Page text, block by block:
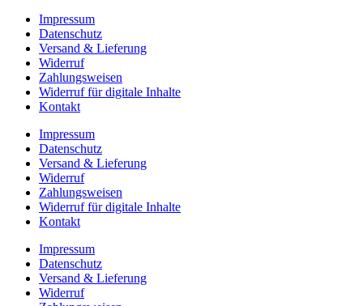
Impressum
Datenschutz
Versand & Lieferung
Widerruf
Zahlungsweisen
Widerruf für digitale Inhalte
Kontakt
Impressum
Datenschutz
Versand & Lieferung
Widerruf
Zahlungsweisen
Widerruf für digitale Inhalte
Kontakt
Impressum
Datenschutz
Versand & Lieferung
Widerruf